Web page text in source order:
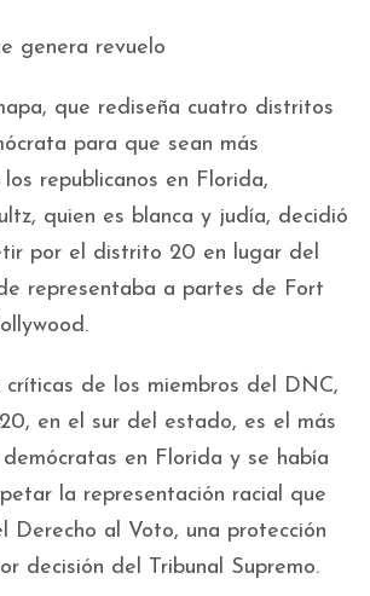
genera revuelo
que rediseña cuatro distritos
para que sean más
republicanos en Florida,
quien es blanca y judía, decidió
por el distrito 20 en lugar del
representaba a partes de Fort
de los miembros del DNC,
en el sur del estado, es el más
en Florida y se había
la representación racial que
Derecho al Voto, una protección
decisión del Tribunal Supremo.